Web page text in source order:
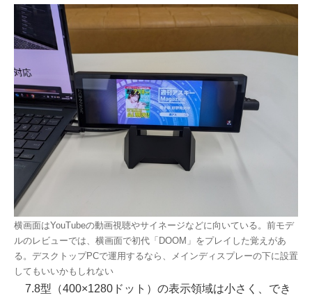
横画面はYouTubeの動画視聴やサイネージなどに向いている。前モデ
ルのレビューでは、横画面で初代「DOOM」をプレイした覚えがあ
る。デスクトップPCで運用するなら、メインディスプレーの下に設置
してもいいかもしれない
7.8型（400×1280ドット）の表示領域は小さく、でき